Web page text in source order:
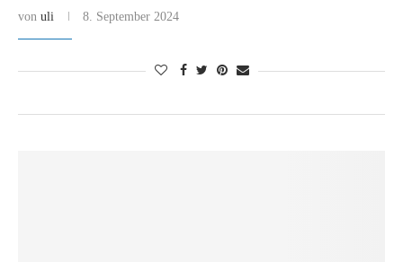
von uli 8. September 2024